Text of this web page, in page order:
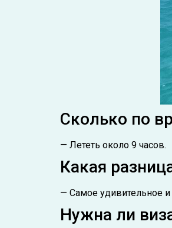
Сколько по
— Лететь около 9 часов.
Какая
— Самое удивительное
Нужна ли